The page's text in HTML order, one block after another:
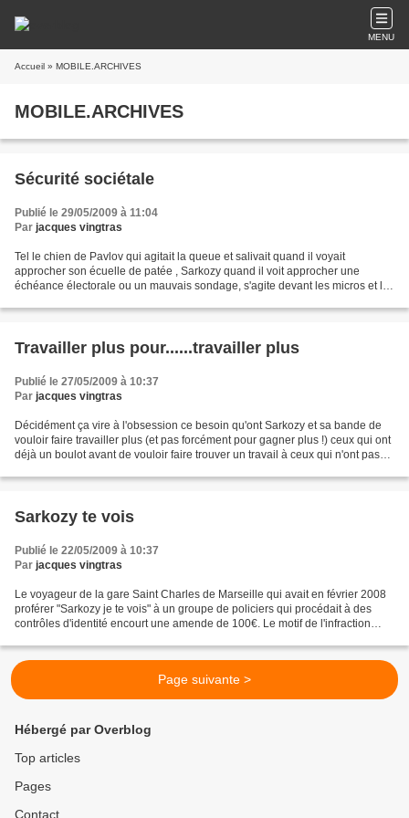
MENU
Accueil » MOBILE.ARCHIVES
MOBILE.ARCHIVES
Sécurité sociétale
Publié le 29/05/2009 à 11:04
Par jacques vingtras
Tel le chien de Pavlov qui agitait la queue et salivait quand il voyait
approcher son écuelle de patée , Sarkozy quand il voit approcher une
échéance électorale ou un mauvais sondage, s'agite devant les micros et les
Travailler plus pour......travailler plus
Publié le 27/05/2009 à 10:37
Par jacques vingtras
Décidément ça vire à l'obsession ce besoin qu'ont Sarkozy et sa bande de
vouloir faire travailler plus (et pas forcément pour gagner plus !) ceux qui ont
déjà un boulot avant de vouloir faire trouver un travail à ceux qui n'ont pas
Sarkozy te vois
Publié le 22/05/2009 à 10:37
Par jacques vingtras
Le voyageur de la gare Saint Charles de Marseille qui avait en février 2008
proférer "Sarkozy je te vois" à un groupe de policiers qui procédait à des
contrôles d'identité encourt une amende de 100€. Le motif de l'infraction
Page suivante >
Hébergé par Overblog
Top articles
Pages
Contact